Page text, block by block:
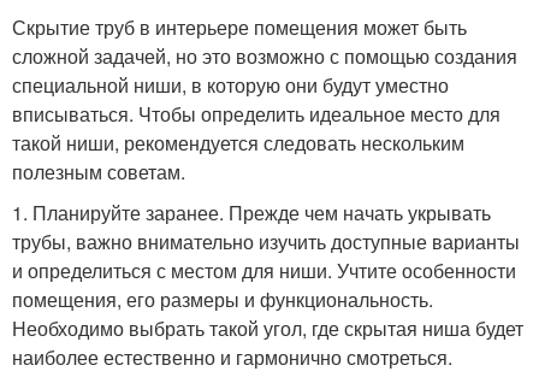
Скрытие труб в интерьере помещения может быть
сложной задачей, но это возможно с помощью создания
специальной ниши, в которую они будут уместно
вписываться. Чтобы определить идеальное место для
такой ниши, рекомендуется следовать нескольким
полезным советам.
1. Планируйте заранее. Прежде чем начать укрывать
трубы, важно внимательно изучить доступные варианты
и определиться с местом для ниши. Учтите особенности
помещения, его размеры и функциональность.
Необходимо выбрать такой угол, где скрытая ниша будет
наиболее естественно и гармонично смотреться.